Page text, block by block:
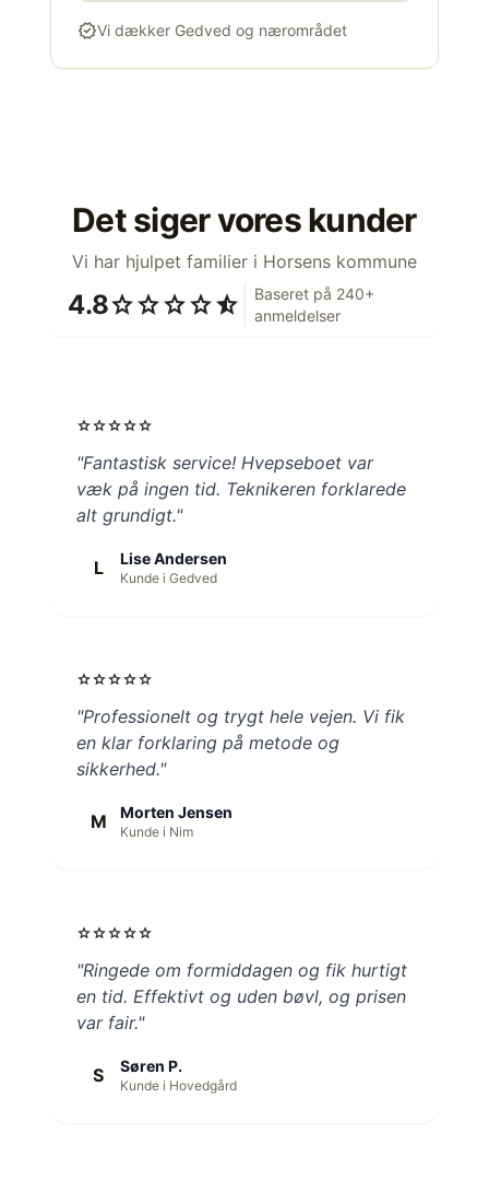
verifiedVi dækker Gedved og nærområdet
Det siger vores kunder
Vi har hjulpet familier i Horsens kommune
4.8starstarstarstarstar_half
Baseret på 240+
anmeldelser
starstarstarstarstar
"Fantastisk service! Hvepseboet var
væk på ingen tid. Teknikeren forklarede
alt grundigt."
L Lise Andersen
Kunde i Gedved
starstarstarstarstar
"Professionelt og trygt hele vejen. Vi fik
en klar forklaring på metode og
sikkerhed."
M Morten Jensen
Kunde i Nim
starstarstarstarstar
"Ringede om formiddagen og fik hurtigt
en tid. Effektivt og uden bøvl, og prisen
var fair."
S Søren P.
Kunde i Hovedgård